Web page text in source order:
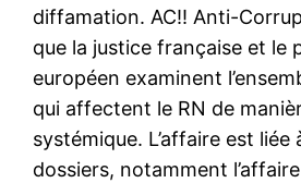
diffamation. AC!! Anti-
que la justice française et le
européen examinent
qui affectent le RN de
systémique. L’affaire est liée
dossiers, notamment